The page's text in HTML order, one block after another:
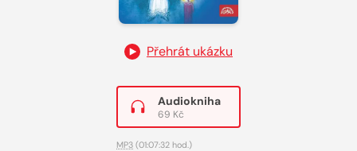
Přehrát ukázku
Audiokniha
69 Kč
MP3 (01:07:32 hod.)